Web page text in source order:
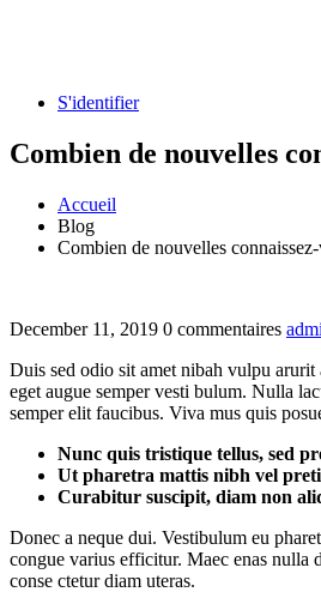
S'identifier
Combien de nouvelles
Accueil
Blog
Combien de nouvelles
December 11, 2019 0 commentaires
Duis sed odio sit amet nibah vulpu
eget augue semper vesti bulum. Nulla
semper elit faucibus. Viva mus quis
Nunc quis tristique tellus, sed
Ut pharetra mattis nibh vel
Curabitur suscipit, diam non
Donec a neque dui. Vestibulum eu
congue varius efficitur. Maec enas nulla
conse ctetur diam uteras.